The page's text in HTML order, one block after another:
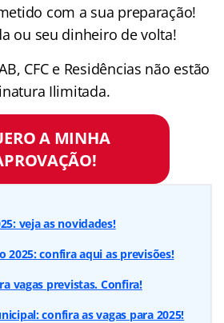
com a sua preparação!
ou seu dinheiro de volta!
CFC e Residências não estão
Ilimitada.
A MINHA
veja as novidades!
2025: confira aqui as previsões!
vagas previstas. Confira!
confira as vagas para 2025!